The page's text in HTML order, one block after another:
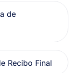
de
Recibo Final